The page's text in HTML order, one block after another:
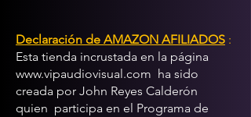
Declaración de AMAZON AFILIADOS :
Esta tienda incrustada en la página
www.vipaudiovisual.com ha sido
creada por John Reyes Calderón
quien participa en el Programa de